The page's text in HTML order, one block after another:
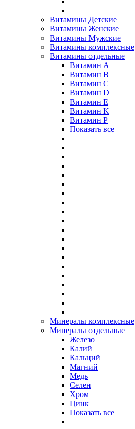
Витамины Детские
Витамины Женские
Витамины Мужские
Витамины комплексные
Витамины отдельные
Витамин A
Витамин B
Витамин C
Витамин D
Витамин E
Витамин K
Витамин P
Показать все
Минералы комплексные
Минералы отдельные
Железо
Калий
Кальций
Магний
Медь
Селен
Хром
Цинк
Показать все